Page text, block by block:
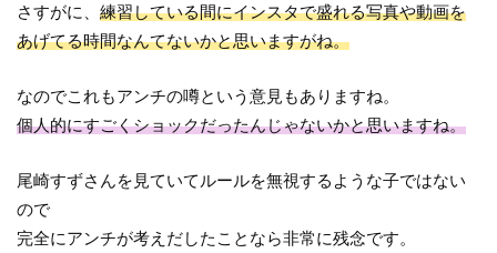
さすがに、練習している間にインスタで盛れる写真や動画を
あげてる時間なんてないかと思いますがね。
なのでこれもアンチの噂という意見もありますね。
個人的にすごくショックだったんじゃないかと思いますね。
尾崎すずさんを見ていてルールを無視するような子ではない
ので
完全にアンチが考えだしたことなら非常に残念です。